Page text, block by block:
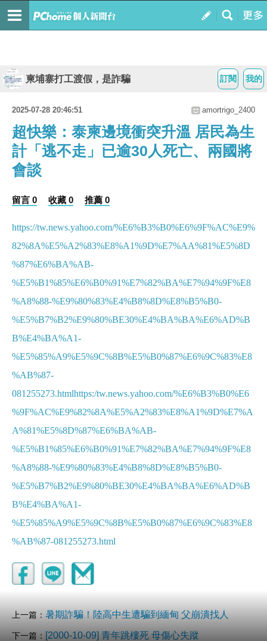
我的
訂閱
柬埔寨打工渡假，是詐騙
2025-07-28 20:46:51 amortrigo_2400
超快樂：泰柬邊境衝突升溫 居民為生
計「逃不走」已逾30人死亡、兩國將
會談
留言 0 收藏 0 推薦 0
https://tw.news.yahoo.com/%E6%B3%B0%E6%9F%AC%E9%
82%8A%E5%A2%83%E8%A1%9D%E7%AA%81%E5%8D
%87%E6%BA%AB-
%E5%B1%85%E6%B0%91%E7%82%BA%E7%94%9F%E8
%A8%88-%E9%80%83%E4%B8%8D%E8%B5%B0-
%E5%B7%B2%E9%80%BE30%E4%BA%BA%E6%AD%B
B%E4%BA%A1-
%E5%85%A9%E5%9C%8B%E5%B0%87%E6%9C%83%E8
%AB%87-
081255273.htmlhttps:/tw.news.yahoo.com/%E6%B3%B0%E6
%9F%AC%E9%82%8A%E5%A2%83%E8%A1%9D%E7%A
A%81%E5%8D%87%E6%BA%AB-
%E5%B1%85%E6%B0%91%E7%82%BA%E7%94%9F%E8
%A8%88-%E9%80%83%E4%B8%8D%E8%B5%B0-
%E5%B7%B2%E9%80%BE30%E4%BA%BA%E6%AD%B
B%E4%BA%A1-
%E5%85%A9%E5%9C%8B%E5%B0%87%E6%9C%83%E8
%AB%87-081255273.html
上一篇： 暑期詐騙！陸高中生遭騙到緬甸 父崩潰找人
下一篇： [2000-10-09] 青年跳樓死 母傷心失蹤